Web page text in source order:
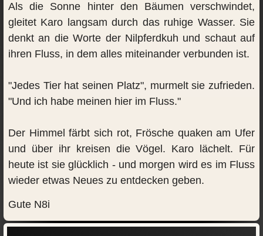
Als die Sonne hinter den Bäumen verschwindet,
gleitet Karo langsam durch das ruhige Wasser. Sie
denkt an die Worte der Nilpferdkuh und schaut auf
ihren Fluss, in dem alles miteinander verbunden ist.
"Jedes Tier hat seinen Platz", murmelt sie zufrieden.
"Und ich habe meinen hier im Fluss."
Der Himmel färbt sich rot, Frösche quaken am Ufer
und über ihr kreisen die Vögel. Karo lächelt. Für
heute ist sie glücklich - und morgen wird es im Fluss
wieder etwas Neues zu entdecken geben.
Gute N8i